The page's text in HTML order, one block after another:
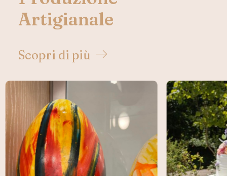
Artigianale
Scopri di più